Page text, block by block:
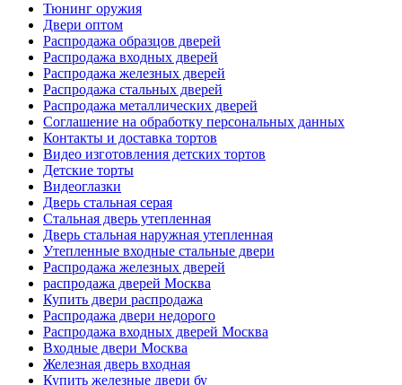
Тюнинг оружия
Двери оптом
Распродажа образцов дверей
Распродажа входных дверей
Распродажа железных дверей
Распродажа стальных дверей
Распродажа металлических дверей
Соглашение на обработку персональных данных
Контакты и доставка тортов
Видео изготовления детских тортов
Детские торты
Видеоглазки
Дверь стальная серая
Стальная дверь утепленная
Дверь стальная наружная утепленная
Утепленные входные стальные двери
Распродажа железных дверей
распродажа дверей Москва
Купить двери распродажа
Распродажа двери недорого
Распродажа входных дверей Москва
Входные двери Москва
Железная дверь входная
Купить железные двери бу